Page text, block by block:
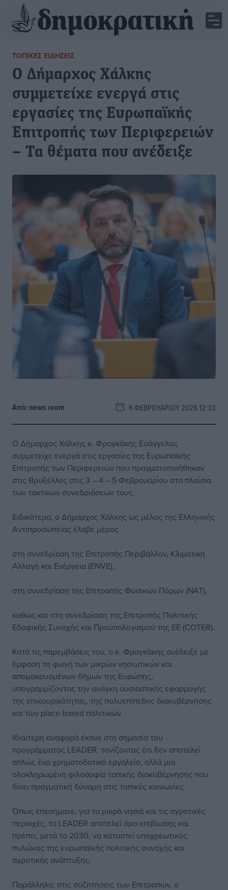
ΤΟΠΙΚΈΣ ΕΙΔΉΣΕΙΣ
Ο Δήμαρχος Χάλκης
συμμετείχε ενεργά στις
εργασίες της Ευρωπαϊκής
Επιτροπής των Περιφερειών
– Τα θέματα που ανέδειξε
Από: news room 6 ΦΕΒΡΟΥΑΡΊΟΥ 2026 12:33
Ο Δήμαρχος Χάλκης κ. Φραγκάκης Ευάγγελος
συμμετείχε ενεργά στις εργασίες της Ευρωπαϊκής
Επιτροπής των Περιφερειών που πραγματοποιήθηκαν
στις Βρυξέλλες στις 3 – 4 – 5 Φεβρουαρίου στα πλαίσια
των τακτικών συνεδριάσεων τους.
Ειδικότερα, ο Δήμαρχος Χάλκης ως μέλος της Ελληνικής
Αντιπροσωπείας έλαβε μέρος
στη συνεδρίαση της Επιτροπής Περιβάλλον, Κλιματική
Αλλαγή και Ενέργεια (ENVE),
στη συνεδρίαση της Επιτροπής Φυσικών Πόρων (NAT),
καθώς και στη συνεδρίαση της Επιτροπής Πολιτικής
Εδαφικής Συνοχής και Προϋπολογισμού της ΕΕ (COTER).
Κατά τις παρεμβάσεις του, ο κ. Φραγκάκης ανέδειξε με
έμφαση τη φωνή των μικρών νησιωτικών και
απομακρυσμένων δήμων της Ευρώπης,
υπογραμμίζοντας την ανάγκη ουσιαστικής εφαρμογής
της επικουρικότητας, της πολυεπίπεδης διακυβέρνησης
και των place-based πολιτικών.
Ιδιαίτερη αναφορά έκανε στη σημασία του
προγράμματος LEADER, τονίζοντας ότι δεν αποτελεί
απλώς ένα χρηματοδοτικό εργαλείο, αλλά μια
ολοκληρωμένη φιλοσοφία τοπικής διακυβέρνησης που
δίνει πραγματική δύναμη στις τοπικές κοινωνίες.
Όπως επεσήμανε, για τα μικρά νησιά και τις αγροτικές
περιοχές, το LEADER αποτελεί όρο επιβίωσης και
πρέπει, μετά το 2030, να καταστεί υποχρεωτικός
πυλώνας της ευρωπαϊκής πολιτικής συνοχής και
αγροτικής ανάπτυξης.
Παράλληλα, στις συζητήσεις των Επιτροπών, ο